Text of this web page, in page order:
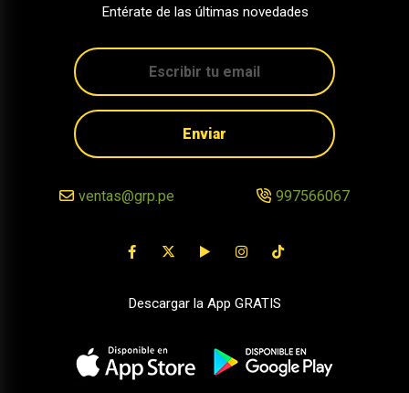
Entérate de las últimas novedades
Enviar
ventas@grp.pe 997566067
Descargar la App GRATIS